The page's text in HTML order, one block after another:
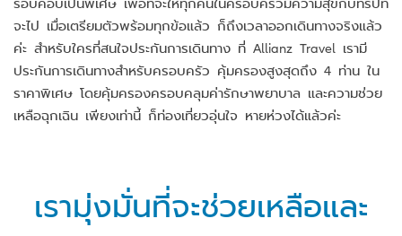
จะไป เมื่อเตรียมตัวพร้อมทุกข้อแล้ว ก็ถึงเวลาออกเดินทางจริงแล้ว
ค่ะ สำหรับใครที่สนใจประกันการเดินทาง ที่ Allianz Travel เรามี
ประกันการเดินทางสำหรับครอบครัว คุ้มครองสูงสุดถึง 4 ท่าน ใน
ราคาพิเศษ โดยคุ้มครองครอบคลุมค่ารักษาพยาบาล และความช่วย
เหลือฉุกเฉิน เพียงเท่านี้ ก็ท่องเที่ยวอุ่นใจ หายห่วงได้แล้วค่ะ
เรามุ่งมั่นที่จะช่วยเหลือและ